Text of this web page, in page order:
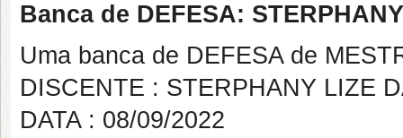
Banca de DEFESA:
Uma banca de DEFESA de
DISCENTE : STERPHANY LIZE
DATA : 08/09/2022